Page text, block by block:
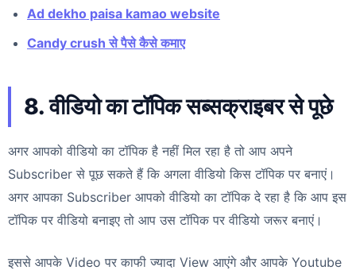
Ad dekho paisa kamao website
Candy crush से पैसे कैसे कमाए
8. वीडियो का टॉपिक सब्सक्राइबर से पूछे
अगर आपको वीडियो का टॉपिक है नहीं मिल रहा है तो आप अपने
Subscriber से पूछ सकते हैं कि अगला वीडियो किस टॉपिक पर बनाएं।
अगर आपका Subscriber आपको वीडियो का टॉपिक दे रहा है कि आप इस
टॉपिक पर वीडियो बनाइए तो आप उस टॉपिक पर वीडियो जरूर बनाएं।
इससे आपके Video पर काफी ज्यादा View आएंगे और आपके Youtube